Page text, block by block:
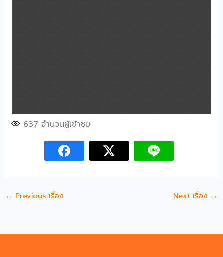
637 จำนวนผู้เข้าชม
← Previous เรื่อง Next เรื่อง →